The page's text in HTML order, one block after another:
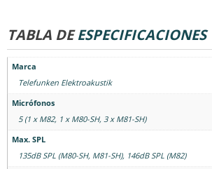
TABLA DEESPECIFICACIONES
Marca
Telefunken Elektroakustik
Micrófonos
5 (1 x M82, 1 x M80-SH, 3 x M81-SH)
Max. SPL
135dB SPL (M80-SH, M81-SH), 146dB SPL (M82)